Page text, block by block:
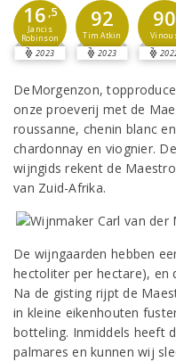
16 ,5
Jancis
Robinson
2023
92
Tim Atkin
2023
90
DeMorgenzon,
onze proeverij met de
roussanne, chenin blanc
chardonnay en viognier.
wijngids rekent de
van Zuid-Afrika.
De wijngaarden hebben
hectoliter per hectare), en
Na de gisting rijpt de
in kleine eikenhouten
botteling. Inmiddels heeft
palmares en kunnen wij